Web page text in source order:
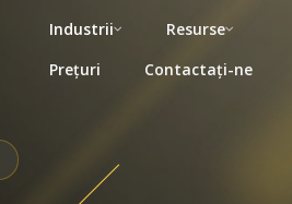
Industrii
Resurse
Prețuri
Contactați-ne